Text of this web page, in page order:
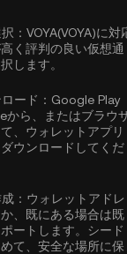
： VOYA(VOYA)に対
く評判の良い仮想通
します。
ード： Google Play
ら、またはブラウ
、ウォレットアプリ
ウンロードしてくだ
： ウォレットアドレ
、既にある場合は既
ートします。シード
て、安全な場所に保